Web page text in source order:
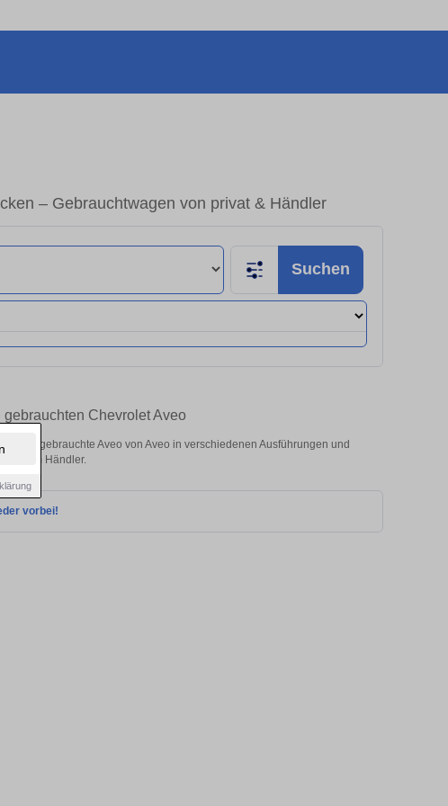
– Gebrauchtwagen von privat & Händler
Suchen
Chevrolet Aveo
Sie gebrauchte Aveo von Aveo in verschiedenen Ausführungen und
vom Händler.
vorbei!